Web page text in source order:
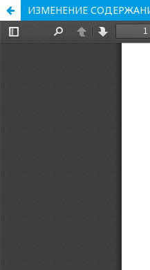
ИЗМЕНЕНИЕ